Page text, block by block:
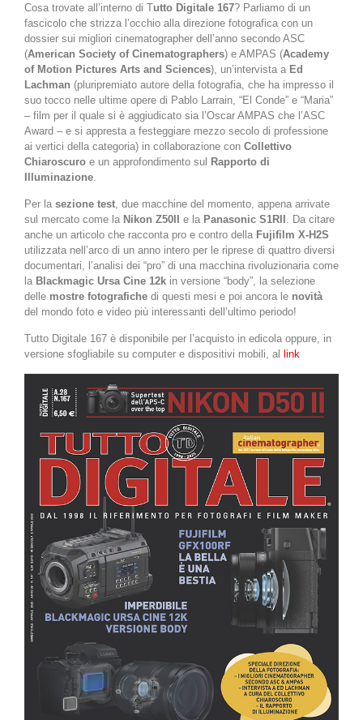
Cosa trovate all’interno di Tutto Digitale 167? Parliamo di un
fascicolo che strizza l’occhio alla direzione fotografica con un
dossier sui migliori cinematographer dell’anno secondo ASC
(American Society of Cinematographers) e AMPAS (Academy
of Motion Pictures Arts and Sciences), un’intervista a Ed
Lachman (pluripremiato autore della fotografia, che ha impresso il
suo tocco nelle ultime opere di Pablo Larrain, “El Conde” e “Maria”
– film per il quale si è aggiudicato sia l’Oscar AMPAS che l’ASC
Award – e si appresta a festeggiare mezzo secolo di professione
ai vertici della categoria) in collaborazione con Collettivo
Chiaroscuro e un approfondimento sul Rapporto di
Illuminazione
Per la sezione test, due macchine del momento, appena arrivate
sul mercato come la Nikon Z50II e la Panasonic S1RII . Da citare
anche un articolo che racconta pro e contro della Fujifilm X-H2S
utilizzata nell’arco di un anno intero per le riprese di quattro diversi
documentari, l’analisi dei “pro” di una macchina rivoluzionaria come
la Blackmagic Ursa Cine 12k in versione “body”, la selezione
delle mostre fotografiche di questi mesi e poi ancora le novità
del mondo foto e video più interessanti dell’ultimo periodo!
Tutto Digitale 167 è disponibile per l’acquisto in edicola oppure, in
versione sfogliabile su computer e dispositivi mobili, al
link